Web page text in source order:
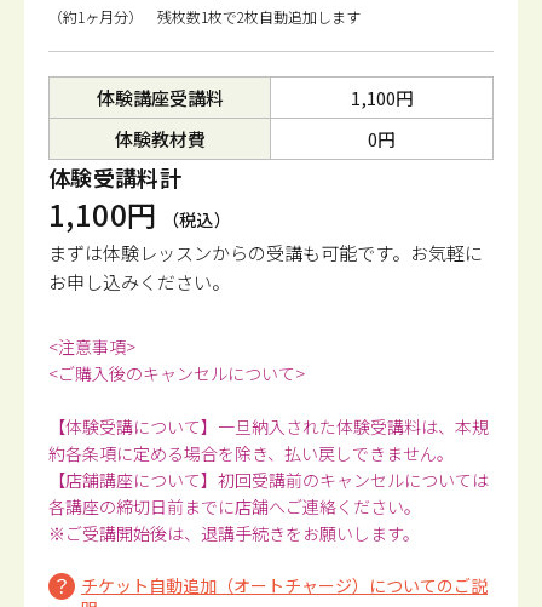
（約1ヶ月分） 残枚数1枚で2枚自動追加します
体験講座受講料
1,100円
体験教材費
0円
体験受講料計
1,100円 （税込）
まずは体験レッスンからの受講も可能です。 お気軽に
お申し込みください。
<注意事項>
<ご購入後のキャンセルについて>
【体験受講について】一旦納入された体験受講料は、本規
約各条項に定める場合を除き、払い戻しできません。
【店舗講座について】初回受講前のキャンセルについては
各講座の締切日前までに店舗へご連絡ください。
※ご受講開始後は、退講手続きをお願いします。
チケット自動追加（オートチャージ）についてのご説